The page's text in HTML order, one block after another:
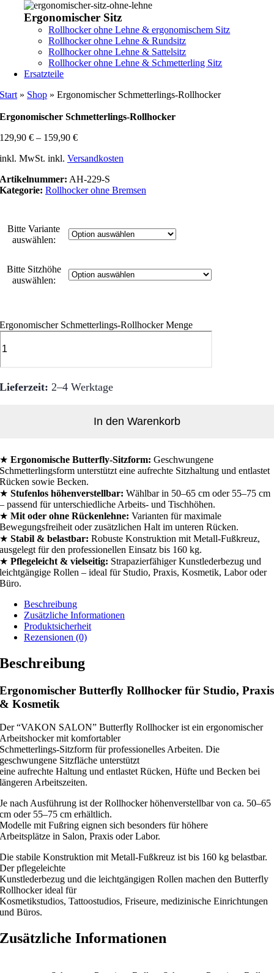
Ergonomischer Sitz
Rollhocker ohne Lehne & ergonomischem Sitz
Rollhocker ohne Lehne & Rundsitz
Rollhocker ohne Lehne & Sattelsitz
Rollhocker ohne Lehne & Schmetterling Sitz
Ersatzteile
Start » Shop »Ergonomischer Schmetterlings-Rollhocker
Ergonomischer Schmetterlings-Rollhocker
129,90€ – 159,90€
inkl. MwSt. inkl.Versandkosten
Artikelnummer: AH-229-S
Kategorie: Rollhocker ohne Bremsen
Bitte Variante
auswählen:
Bitte Sitzhöhe
auswählen:
Ergonomischer Schmetterlings-Rollhocker Menge
Lieferzeit: 2–4 Werktage
In den Warenkorb
★Ergonomische Butterfly-Sitzform: Geschwungene
Schmetterlingsform unterstützt eine aufrechte Sitzhaltung und entlastet
Rücken sowie Becken.
★Stufenlos höhenverstellbar: Wählbar in 50–65 cm oder 55–75 cm
– passend für unterschiedliche Arbeits- und Tischhöhen.
★Mit oder ohne Rückenlehne: Varianten für maximale
Bewegungsfreiheit oder zusätzlichen Halt im unteren Rücken.
★Stabil & belastbar: Robuste Konstruktion mit Metall-Fußkreuz,
ausgelegt für den professionellen Einsatz bis 160 kg.
★Pflegeleicht & vielseitig: Strapazierfähiger Kunstlederbezug und
leichtgängige Rollen – ideal für Studio, Praxis, Kosmetik, Labor oder
Büro.
Beschreibung
Zusätzliche Informationen
Produktsicherheit
Rezensionen (0)
Beschreibung
Ergonomischer Butterfly Rollhocker für Studio, Praxis
& Kosmetik
Der “VAKON SALON” Butterfly Rollhocker ist ein ergonomischer
Arbeitshocker mit komfortabler
Schmetterlings-Sitzform für professionelles Arbeiten. Die
geschwungene Sitzfläche unterstützt
eine aufrechte Haltung und entlastet Rücken, Hüfte und Becken bei
längeren Arbeitszeiten.
Je nach Ausführung ist der Rollhocker höhenverstellbar von ca. 50–65
cm oder 55–75 cm erhältlich.
Modelle mit Fußring eignen sich besonders für höhere
Arbeitsplätze in Salon, Praxis oder Labor.
Die stabile Konstruktion mit Metall-Fußkreuz ist bis 160 kg belastbar.
Der pflegeleichte
Kunstlederbezug und die leichtgängigen Rollen machen den Butterfly
Rollhocker ideal für
Kosmetikstudios, Tattoostudios, Friseure, medizinische Einrichtungen
und Büros.
Zusätzliche Informationen